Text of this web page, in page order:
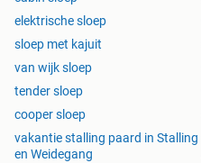
elektrische sloep
sloep met kajuit
van wijk sloep
tender sloep
cooper sloep
vakantie stalling paard in Stalling
en Weidegang